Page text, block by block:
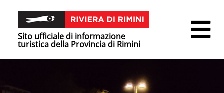
Sito ufficiale di informazione
turistica della Provincia di Rimini